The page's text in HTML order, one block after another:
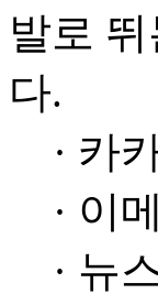
발로
다.
· 카
· 이
· 뉴